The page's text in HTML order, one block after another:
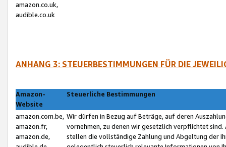
amazon.co.uk,
audible.co.uk
ANHANG 3: STEUERBESTIMMUNGEN FÜR DIE
Amazon-
Website
Steuerliche Bestimmungen
amazon.com.be,
amazon.fr,
amazon.de,
Wir dürfen in Bezug auf Beträge, auf deren
vornehmen, zu denen wir gesetzlich verpflichtet
stellen die vollständige Zahlung und Abgeltung der